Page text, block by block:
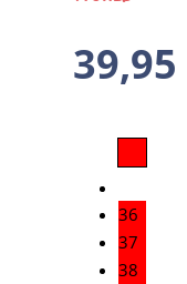
39,95
36
37
38